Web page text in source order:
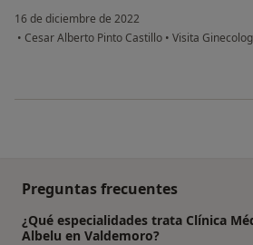
16 de diciembre de 2022
• Cesar Alberto Pinto Castillo • Visita
Preguntas frecuentes
¿Qué especialidades trata Clínica
Albelu en Valdemoro?